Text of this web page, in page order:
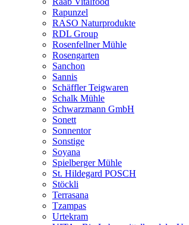
Rapunzel
RASO Naturprodukte
RDL Group
Rosenfellner Mühle
Rosengarten
Sanchon
Sannis
Schäffler Teigwaren
Schalk Mühle
Schwarzmann GmbH
Sonett
Sonnentor
Sonstige
Soyana
Spielberger Mühle
St. Hildegard POSCH
Stöckli
Terrasana
Tzampas
Urtekram